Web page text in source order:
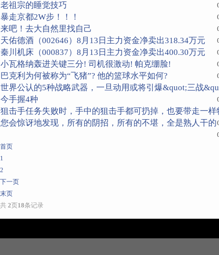
老祖宗的睡觉技巧
暴走京都2W步！！！
来吧！去大自然里找自己
天佑德酒（002646）8月13日主力资金净卖出318.34万元
秦川机床（000837）8月13日主力资金净卖出400.30万元
小瓦格纳轰进关键三分! 司机很激动! 帕克绷脸!
巴克利为何被称为“飞猪”? 他的篮球水平如何?
世界公认的5种战略武器，一旦动用或将引爆&quot;三战
今手握4种
狙击手任务失败时，手中的狙击手都可扔掉，也要带走一样
您会惊讶地发现，所有的阴招，所有的不堪，全是熟人干的
首页
1
2
下一页
末页
共 2页18条记录